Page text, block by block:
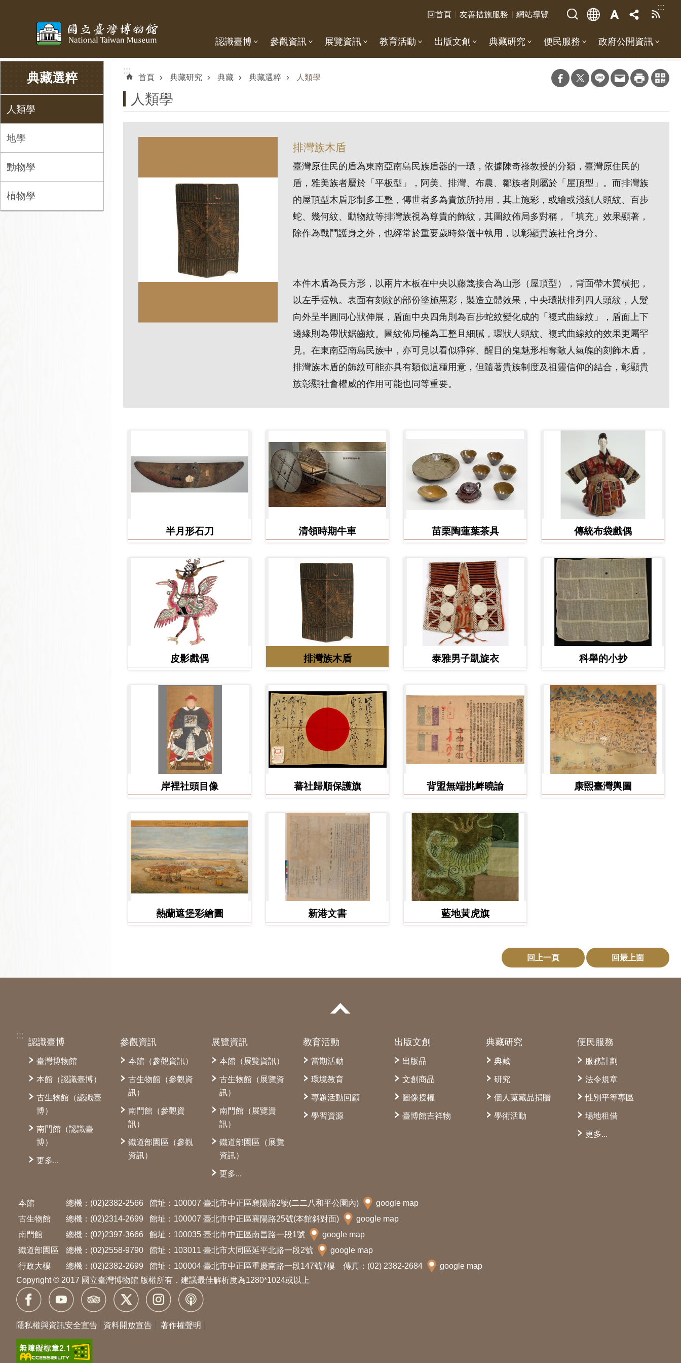
:::
回首頁 友善措施服務 網站導覽
認識臺博 參觀資訊 展覽資訊 教育活動 出版文創 典藏研究 便民服務 政府公開資訊
典藏選粹
人類學
地學
動物學
植物學
:::
首頁 典藏研究 典藏 典藏選粹 人類學
人類學
排灣族木盾
臺灣原住民的盾為東南亞南島民族盾器的一環，依據陳奇祿教授的分類，臺灣原住民的
盾，雅美族者屬於「平板型」，阿美、排灣、布農、鄒族者則屬於「屋頂型」。而排灣族
的屋頂型木盾形制多工整，傳世者多為貴族所持用，其上施彩，或繪或淺刻人頭紋、百步
蛇、幾何紋、動物紋等排灣族視為尊貴的飾紋，其圖紋佈局多對稱，「填充」效果顯著，
除作為戰鬥護身之外，也經常於重要歲時祭儀中執用，以彰顯貴族社會身分。
本件木盾為長方形，以兩片木板在中央以藤篾接合為山形（屋頂型），背面帶木質橫把，
以左手握執。表面有刻紋的部份塗施黑彩，製造立體效果，中央環狀排列四人頭紋，人髮
向外呈半圓同心狀伸展，盾面中央四角則為百步蛇紋變化成的「複式曲線紋」，盾面上下
邊緣則為帶狀鋸齒紋。圖紋佈局極為工整且細膩，環狀人頭紋、複式曲線紋的效果更屬罕
見。在東南亞南島民族中，亦可見以看似猙獰、醒目的鬼魅形相奪敵人氣魄的刻飾木盾，
排灣族木盾的飾紋可能亦具有類似這種用意，但隨著貴族制度及祖靈信仰的結合，彰顯貴
族彰顯社會權威的作用可能也同等重要。
半月形石刀 清領時期牛車 苗栗陶蓮葉茶具 傳統布袋戲偶
皮影戲偶 排灣族木盾 泰雅男子凱旋衣 科舉的小抄
岸裡社頭目像 蕃社歸順保護旗 背盟無端挑衅曉諭 康熙臺灣輿圖
熱蘭遮堡彩繪圖 新港文書 藍地黃虎旗
回上一頁 回最上面
:::
認識臺博
臺灣博物館
本館（認識臺博）
古生物館（認識臺
博）
南門館（認識臺
博）
更多...
參觀資訊
本館（參觀資訊）
古生物館（參觀資
訊）
南門館（參觀資
訊）
鐵道部園區（參觀
資訊）
展覽資訊
本館（展覽資訊）
古生物館（展覽資
訊）
南門館（展覽資
訊）
鐵道部園區（展覽
資訊）
更多...
教育活動
當期活動
環境教育
專題活動回顧
學習資源
出版文創
出版品
文創商品
圖像授權
臺博館吉祥物
典藏研究
典藏
研究
個人蒐藏品捐贈
學術活動
便民服務
服務計劃
法令規章
性別平等專區
場地租借
更多...
本館 總機：(02)2382-2566 館址：100007 臺北市中正區襄陽路2號(二二八和平公園內)
google map
古生物館
總機：(02)2314-2699 館址：100007 臺北市中正區襄陽路25號(本館斜對面)
google map
南門館
總機：(02)2397-3666 館址：100035 臺北市中正區南昌路一段1號
google map
鐵道部園區
總機：(02)2558-9790 館址：103011 臺北市大同區延平北路一段2號
google map
行政大樓
總機：(02)2382-2699 館址：100004 臺北市中正區重慶南路一段147號7樓 傳真：(02) 2382-2684
google map
Copyright © 2017 國立臺灣博物館 版權所有．建議最佳解析度為1280*1024或以上
隱私權與資訊安全宣告 資料開放宣告 著作權聲明